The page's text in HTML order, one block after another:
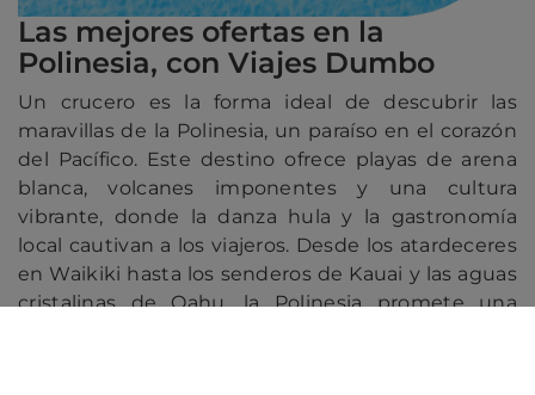
Las mejores ofertas en la
Polinesia, con Viajes Dumbo
Un crucero es la forma ideal de descubrir las
maravillas de la Polinesia, un paraíso en el corazón
del Pacífico. Este destino ofrece playas de arena
blanca, volcanes imponentes y una cultura
vibrante, donde la danza hula y la gastronomía
local cautivan a los viajeros. Desde los atardeceres
en Waikiki hasta los senderos de Kauai y las aguas
cristalinas de Oahu, la Polinesia promete una